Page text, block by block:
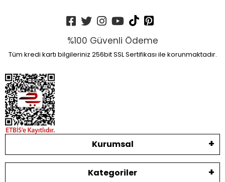
%100 Güvenli Ödeme
Tüm kredi kartı bilgileriniz 256bit SSL Sertifikası ile korunmaktadır.
Kurumsal
Kategoriler